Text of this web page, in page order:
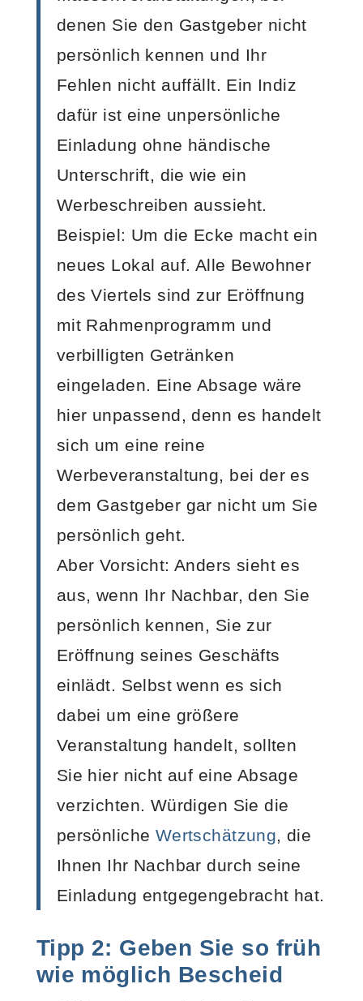
denen Sie den Gastgeber nicht
persönlich kennen und Ihr
Fehlen nicht auffällt. Ein Indiz
dafür ist eine unpersönliche
Einladung ohne händische
Unterschrift, die wie ein
Werbeschreiben aussieht.
Beispiel: Um die Ecke macht ein
neues Lokal auf. Alle Bewohner
des Viertels sind zur Eröffnung
mit Rahmenprogramm und
verbilligten Getränken
eingeladen. Eine Absage wäre
hier unpassend, denn es handelt
sich um eine reine
Werbeveranstaltung, bei der es
dem Gastgeber gar nicht um Sie
persönlich geht.
Aber Vorsicht: Anders sieht es
aus, wenn Ihr Nachbar, den Sie
persönlich kennen, Sie zur
Eröffnung seines Geschäfts
einlädt. Selbst wenn es sich
dabei um eine größere
Veranstaltung handelt, sollten
Sie hier nicht auf eine Absage
verzichten. Würdigen Sie die
persönliche Wertschätzung, die
Ihnen Ihr Nachbar durch seine
Einladung entgegengebracht hat.
Tipp 2: Geben Sie so früh
wie möglich Bescheid